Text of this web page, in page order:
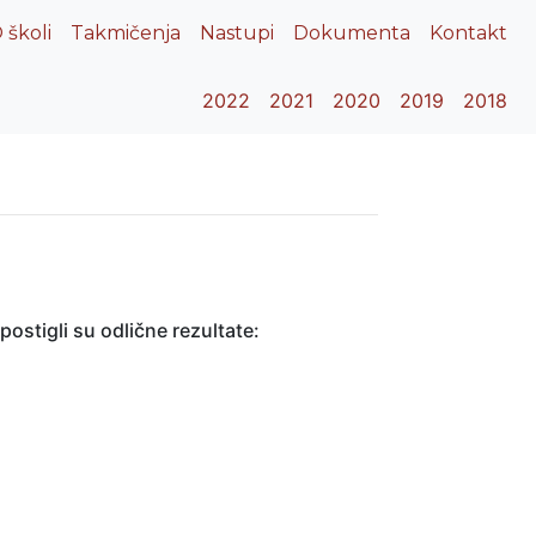
školi Takmičenja Nastupi Dokumenta Kontakt
2022 2021 2020 2019 2018
su odlične rezultate: